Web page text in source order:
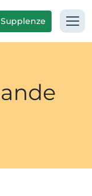
Supplenze